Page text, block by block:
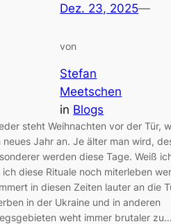
Dez. 23, 2025—
von
Stefan
Meetschen
in Blogs
steht Weihnachten vor der Tür,
neues Jahr an. Je älter man wird,
werden diese Tage. Weiß
diese Rituale noch miterleben
in diesen Zeiten lauter an die
in der Ukraine und in anderen
weht immer brutaler zu…